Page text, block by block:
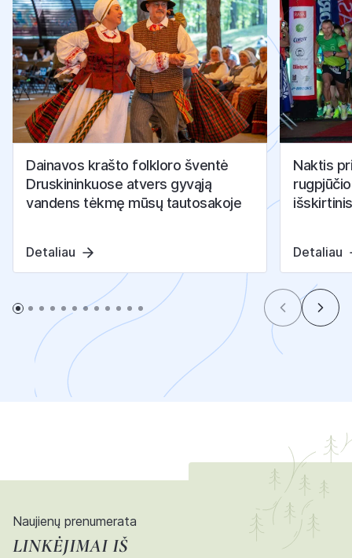
Dainavos krašto folkloro šventė
Druskininkuose atvers gyvąją
vandens tėkmę mūsų tautosakoje
Detaliau
Naktis
Detaliau
Naujienų prenumerata
LINKĖJIMAI IŠ